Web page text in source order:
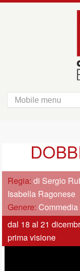
Regia:di Sergio
Isabella Ragonese
Genere: Commedia
dal 18 al 21
prima visione